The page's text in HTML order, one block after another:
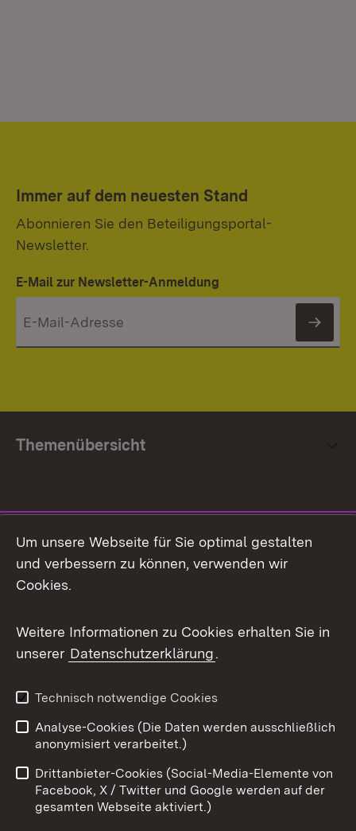
Immer auf dem neuesten Stand
Abonnieren Sie den Beteiligungsportal-
Newsletter.
E-Mail zur Newsletter-Anmeldung
Themenübersicht
Facebook
X / Twitter
Youtube
Impressum
Kontakt
Barrierefreiheit
Datenschutz
Cookies
Um unsere Webseite für Sie optimal gestalten
und verbessern zu können, verwenden wir
Cookies.
Weitere Informationen zu Cookies erhalten Sie in
unserer Datenschutzerklärung.
Technisch notwendige Cookies
Analyse-Cookies (Die Daten werden ausschließlich
anonymisiert verarbeitet.)
Drittanbieter-Cookies (Social-Media-Elemente von
Facebook, X / Twitter und Google werden auf der
gesamten Webseite aktiviert.)